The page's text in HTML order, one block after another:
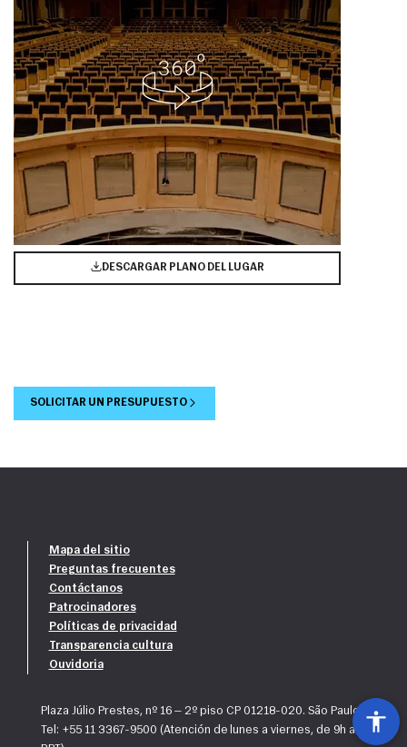
DESCARGAR PLANO DEL LUGAR
SOLICITAR UN PRESUPUESTO
Mapa del sitio
Preguntas frecuentes
Contáctanos
Patrocinadores
Políticas de privacidad
Transparencia cultura
Ouvidoria
Plaza Júlio Prestes, nº 16 — 2º piso CP 01218-020. São Paulo, SP
Tel: +55 11 3367-9500 (Atención de lunes a viernes, de 9h a 18h